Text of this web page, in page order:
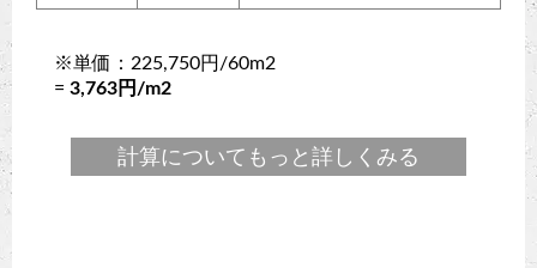
※単価：225,750円/60m2
= 3,763円/m2
計算についてもっと詳しくみる